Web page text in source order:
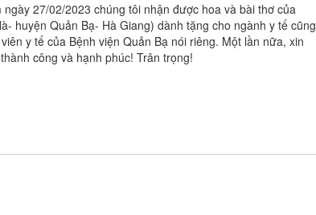
27/02/2023 chúng tôi nhận được hoa và bài thơ của
huyện Quản Bạ- Hà Giang) dành tặng cho ngành y tế cũng
y tế của Bệnh viện Quản Bạ nói riêng. Một lần nữa, xin
công và hạnh phúc! Trân trọng!